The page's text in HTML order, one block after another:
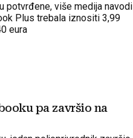
potvrđene, više medija navodi
Plus trebala iznositi 3,99
eura
pa završio na